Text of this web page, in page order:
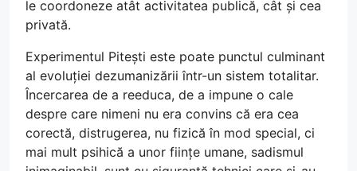
le coordoneze atât activitatea publică, cât și cea
privată.
Experimentul Pitești este poate punctul culminant
al evoluției dezumanizării într-un sistem totalitar.
Încercarea de a reeduca, de a impune o cale
despre care nimeni nu era convins că era cea
corectă, distrugerea, nu fizică în mod special, ci
mai mult psihică a unor ființe umane, sadismul